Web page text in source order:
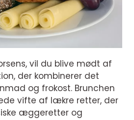
vil du blive mødt af
der kombinerer det
og frokost. Brunchen
vifte af lækre retter, der
æggeretter og